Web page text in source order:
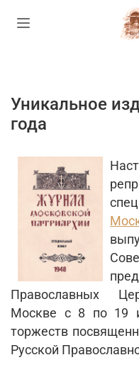
Уникальное
года
Православных
Москве с 8 по 19
торжеств
Русской